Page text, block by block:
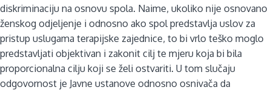
diskriminaciju na osnovu spola. Naime, ukoliko nije osnovano
ženskog odjeljenje i odnosno ako spol predstavlja uslov za
pristup uslugama terapijske zajednice, to bi vrlo teško moglo
predstavljati objektivan i zakonit cilj te mjeru koja bi bila
proporcionalna cilju koji se želi ostvariti. U tom slučaju
odgovornost je Javne ustanove odnosno osnivača da